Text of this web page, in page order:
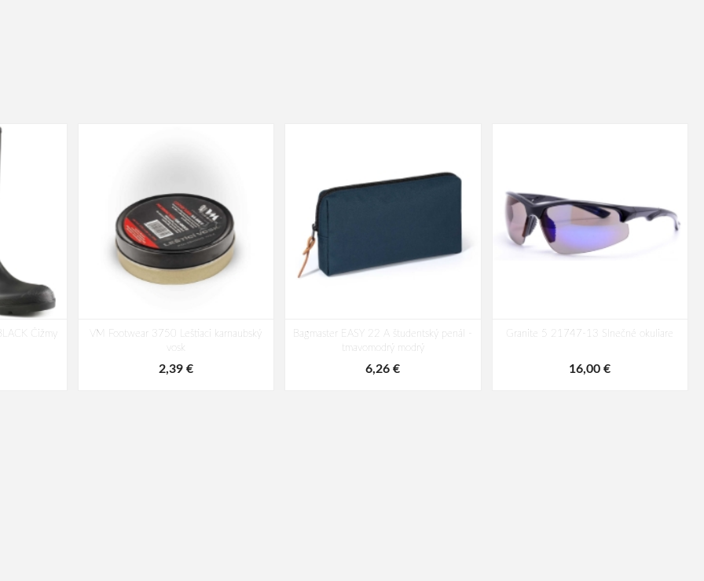
Čižmy
VM Footwear 3750 Leštiaci karnaubský
vosk
2,39 €
Bagmaster EASY 22 A študentský penál -
tmavomodrý modrý
6,26 €
Granite 5 21747-13 Slnečné okuliare
16,00 €